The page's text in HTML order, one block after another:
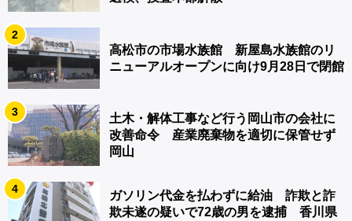
2
高松市の市場水族館 新屋島水族館のリ
ニューアルオープンに向け9月28日で閉館
3
土木・解体工事など行う岡山市の会社に
改善命令 産業廃棄物を適切に保管せず
岡山
4
ガソリン代金を払わずに給油 詐欺と詐
欺未遂の疑いで72歳の男を逮捕 香川県